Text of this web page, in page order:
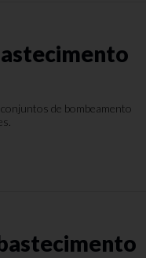
de bombeamento